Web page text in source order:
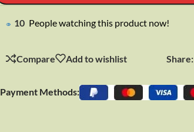
19 People watching this product now!
Compare Add to wishlist Share:
Payment Methods: